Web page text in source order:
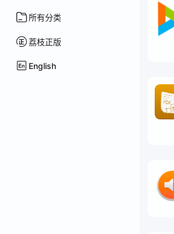
所有分类
荔枝正版
English